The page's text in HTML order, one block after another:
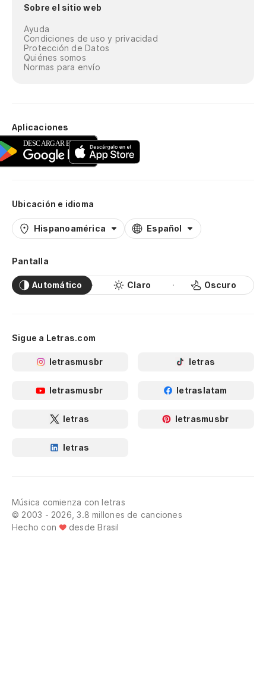
Sobre el sitio web
Ayuda
Condiciones de uso y privacidad
Protección de Datos
Quiénes somos
Normas para envío
Aplicaciones
Ubicación e idioma
Hispanoamérica Español
Pantalla
Automático Claro Oscuro
Sigue a Letras.com
letrasmusbr letras
letrasmusbr letraslatam
letras letrasmusbr
letras
Música comienza con letras
© 2003 - 2026, 3.8 millones de canciones
Hecho con
desde Brasil